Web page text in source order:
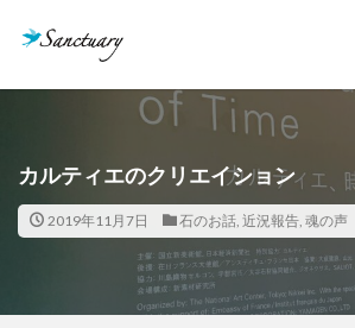
カルティエのクリエイション
2019年11月7日 石のお話, 近況報告, 魂の声
カテゴリー
タグ
クリスタルあれこれ
セッション記録
ボージャイストーン
天然石
石
絵本お披露目会
魂の声